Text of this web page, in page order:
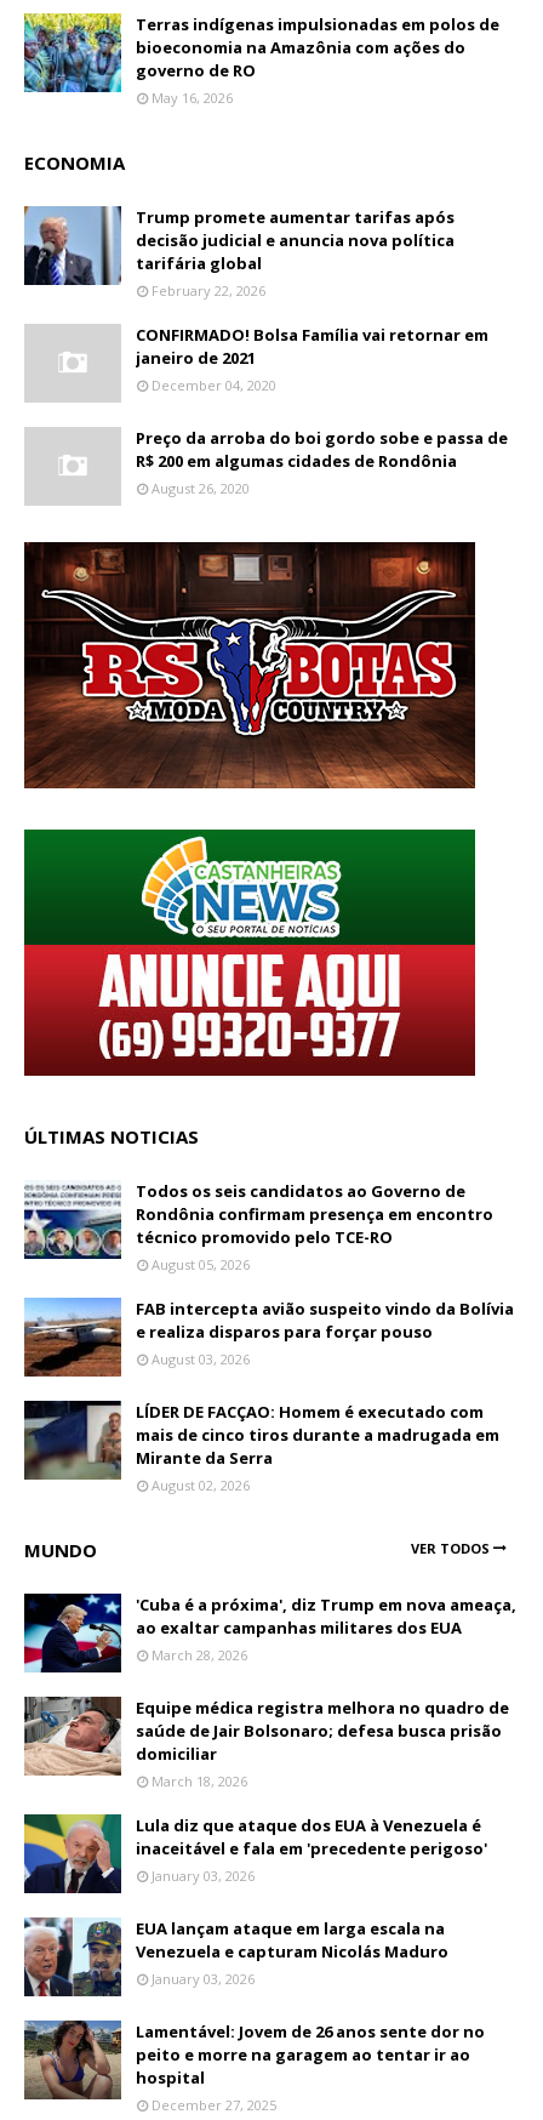
Terras indígenas impulsionadas em polos de
bioeconomia na Amazônia com ações do
governo de RO
May 16, 2026
ECONOMIA
Trump promete aumentar tarifas após
decisão judicial e anuncia nova política
tarifária global
February 22, 2026
CONFIRMADO! Bolsa Família vai retornar em
janeiro de 2021
December 04, 2020
Preço da arroba do boi gordo sobe e passa de
R$ 200 em algumas cidades de Rondônia
August 26, 2020
ÚLTIMAS NOTICIAS
Todos os seis candidatos ao Governo de
Rondônia confirmam presença em encontro
técnico promovido pelo TCE-RO
August 05, 2026
FAB intercepta avião suspeito vindo da Bolívia
e realiza disparos para forçar pouso
August 03, 2026
LÍDER DE FACÇAO: Homem é executado com
mais de cinco tiros durante a madrugada em
Mirante da Serra
August 02, 2026
MUNDO VER TODOS
'Cuba é a próxima', diz Trump em nova ameaça,
ao exaltar campanhas militares dos EUA
March 28, 2026
Equipe médica registra melhora no quadro de
saúde de Jair Bolsonaro; defesa busca prisão
domiciliar
March 18, 2026
Lula diz que ataque dos EUA à Venezuela é
inaceitável e fala em 'precedente perigoso'
January 03, 2026
EUA lançam ataque em larga escala na
Venezuela e capturam Nicolás Maduro
January 03, 2026
Lamentável: Jovem de 26 anos sente dor no
peito e morre na garagem ao tentar ir ao
hospital
December 27, 2025